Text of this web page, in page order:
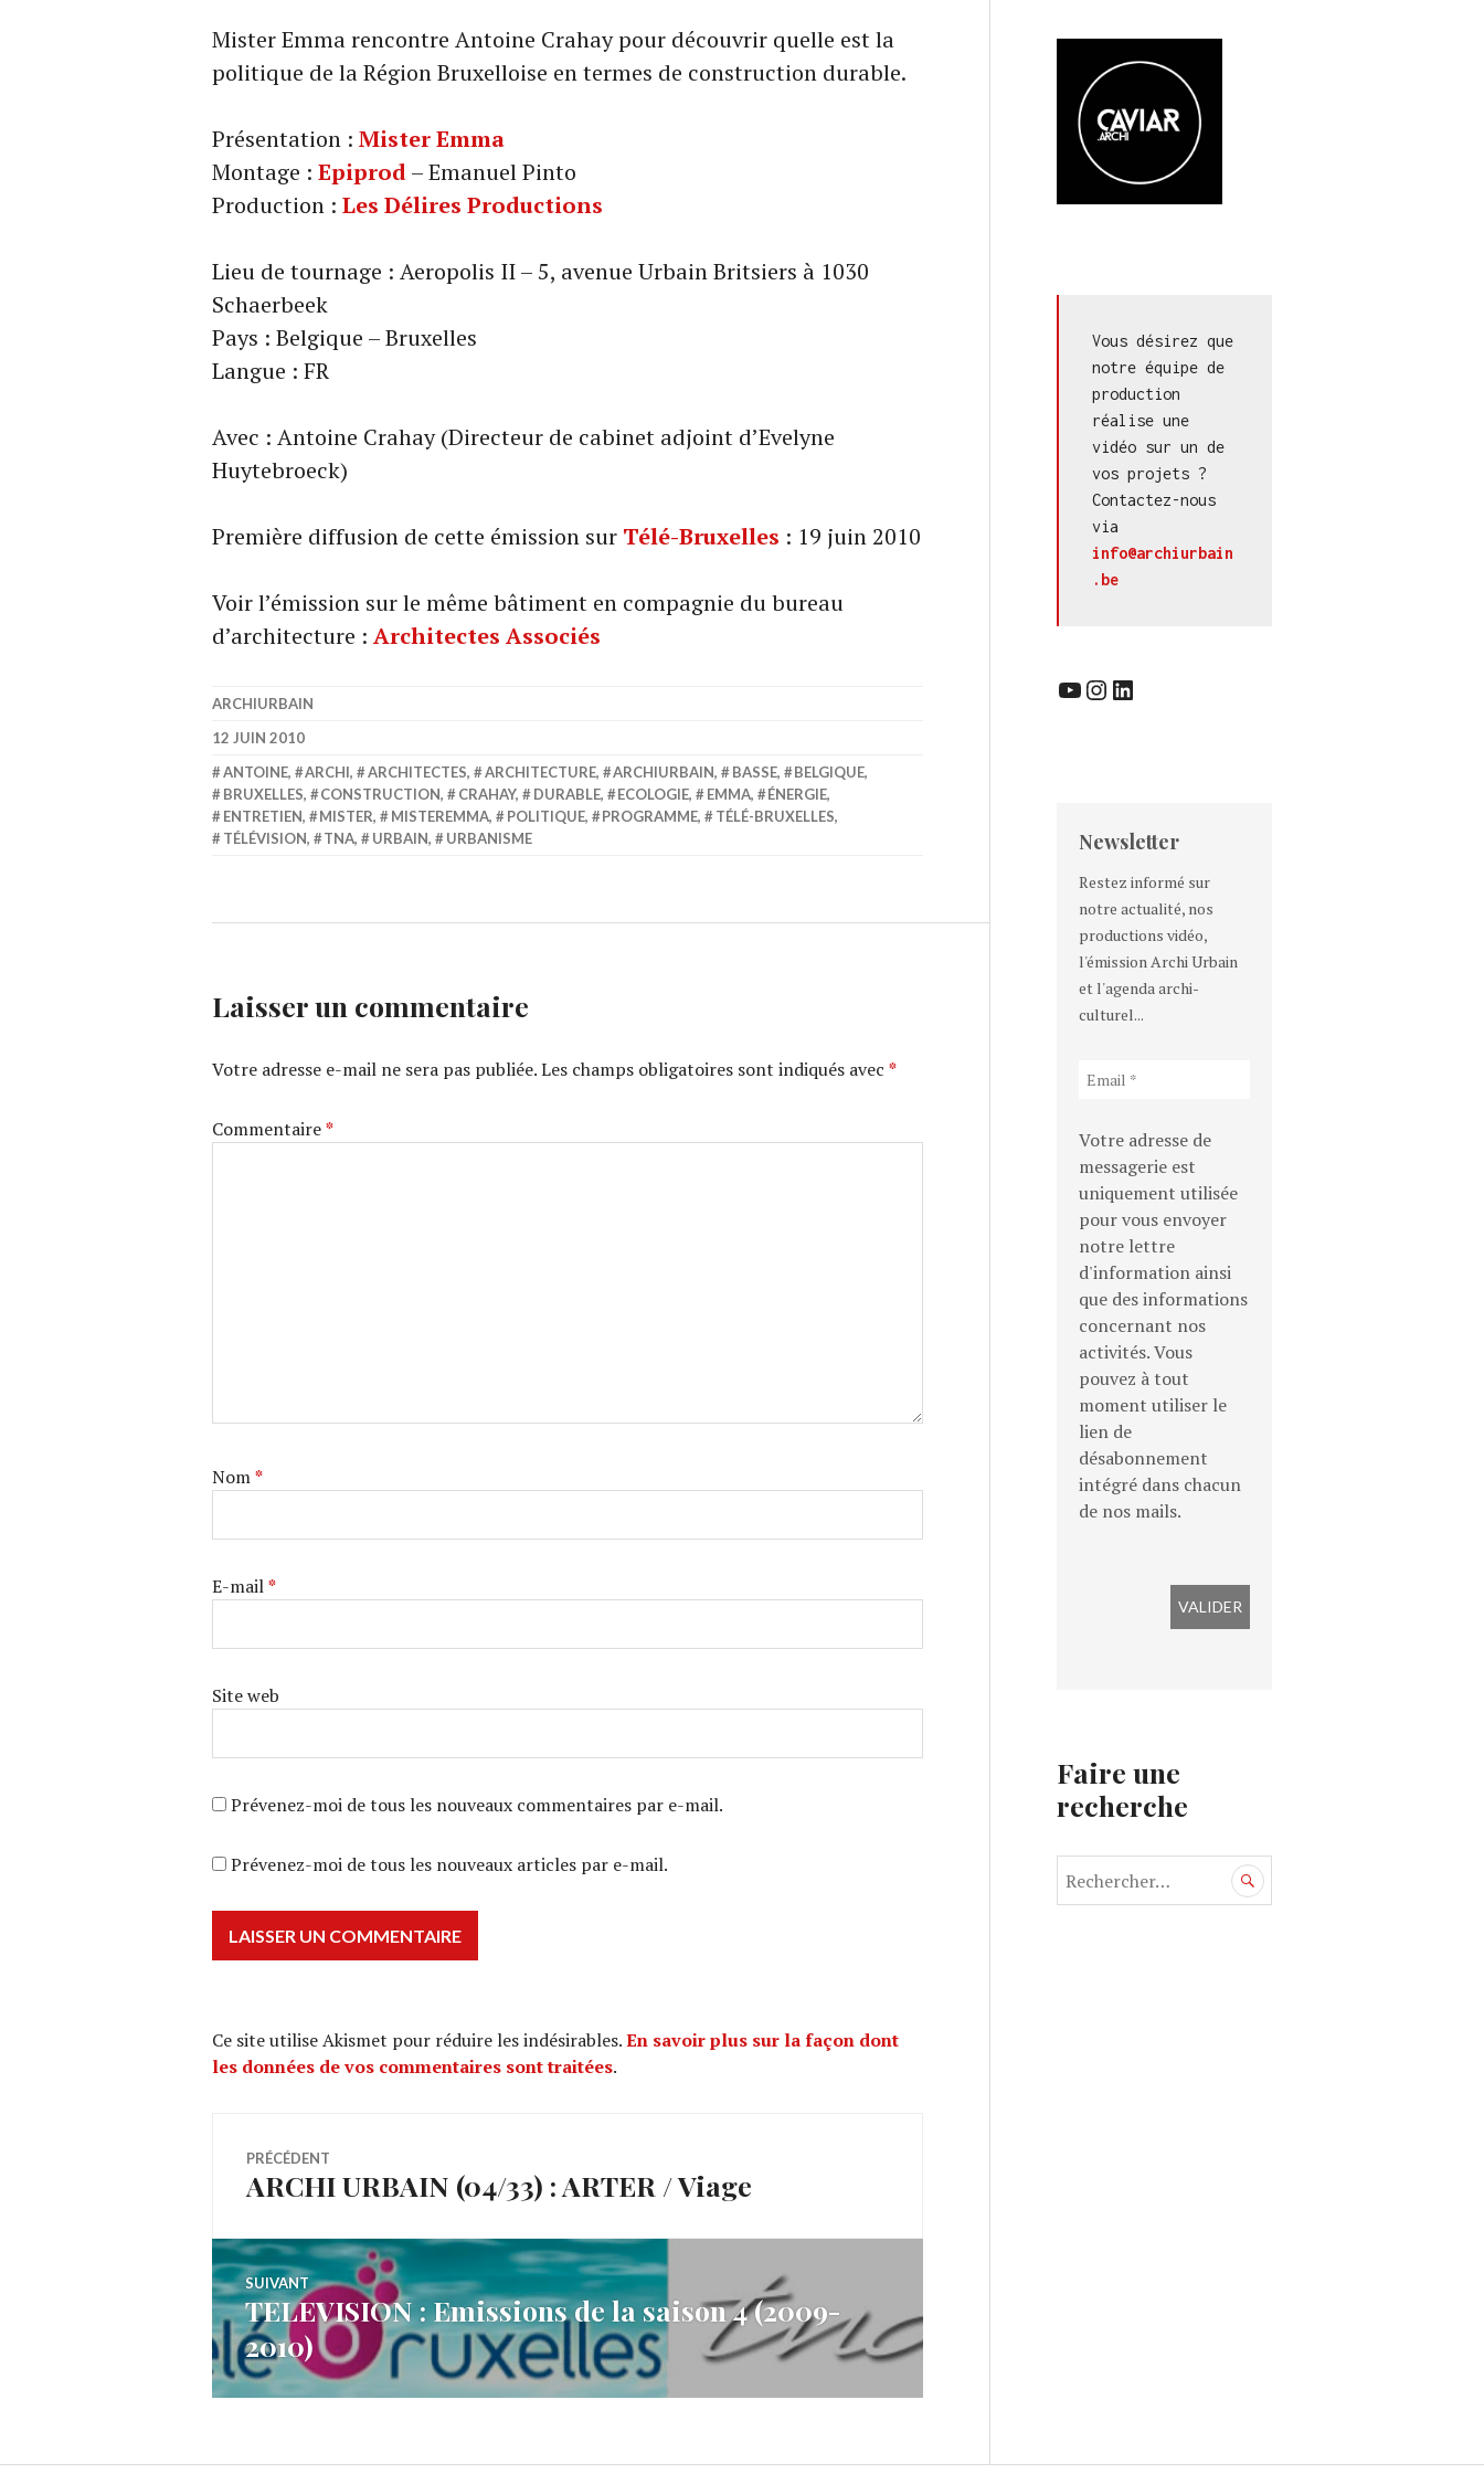
Mister Emma rencontre Antoine Crahay pour découvrir quelle est la
politique de la Région Bruxelloise en termes de construction durable.
Présentation : Mister Emma
Montage : Epiprod– Emanuel Pinto
Production : Les Délires Productions
Lieu de tournage : Aeropolis II – 5, avenue Urbain Britsiers à 1030
Schaerbeek
Pays : Belgique – Bruxelles
Langue : FR
Avec : Antoine Crahay (Directeur de cabinet adjoint d’Evelyne
Huytebroeck)
Première diffusion de cette émission sur Télé-Bruxelles : 19 juin 2010
Voir l’émission sur le même bâtiment en compagnie du bureau
d’architecture : Architectes Associés
ARCHIURBAIN
12 JUIN 2010
ANTOINE, ARCHI, ARCHITECTES, ARCHITECTURE, ARCHIURBAIN, BASSE, BELGIQUE,
BRUXELLES, CONSTRUCTION, CRAHAY, DURABLE, ECOLOGIE, EMMA, ÉNERGIE,
ENTRETIEN, MISTER, MISTEREMMA, POLITIQUE, PROGRAMME, TÉLÉ-BRUXELLES,
TÉLÉVISION, TNA, URBAIN, URBANISME
Laisser un commentaire
Votre adresse e-mail ne sera pas publiée.Les champs obligatoires sont indiqués avec *
Commentaire*
Nom*
E-mail*
Site web
Prévenez-moi de tous les nouveaux commentaires par e-mail.
Prévenez-moi de tous les nouveaux articles par e-mail.
Ce site utilise Akismet pour réduire les indésirables.En savoir plus sur la façon dont
les données de vos commentaires sont traitées.
Navigation
de
l’article
PRÉCÉDENT
Article
ARCHI URBAIN (04/33) : ARTER / Viage
SUIVANT
Article
Suivant:
TELEVISION : Emissions de la saison 4 (2009-
2010)
Vous désirez que
notre équipe de
production
réalise une
vidéo sur un de
vos projets ?
Contactez-nous
info@archiurbain
.be
YouTube InstagramLinkedIn
Newsletter
Restez informé sur
notre actualité, nos
productions vidéo,
l'émission Archi Urbain
et l'agenda archi-
culturel...
Votre adresse de
messagerie est
uniquement utilisée
pour vous envoyer
notre lettre
d'information ainsi
que des informations
concernant nos
activités. Vous
pouvez à tout
moment utiliser le
lien de
désabonnement
intégré dans chacun
de nos mails.
Faire une
recherche